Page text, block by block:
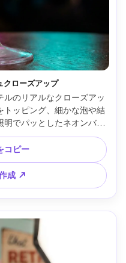
クローズアップ
のリアルなクローズアッ
トッピング、細かな泡や結
明でパッとしたネオンバー
レンズ、f/1.8、シネマ
フエディトリアルフィー
コピー
成 ↗